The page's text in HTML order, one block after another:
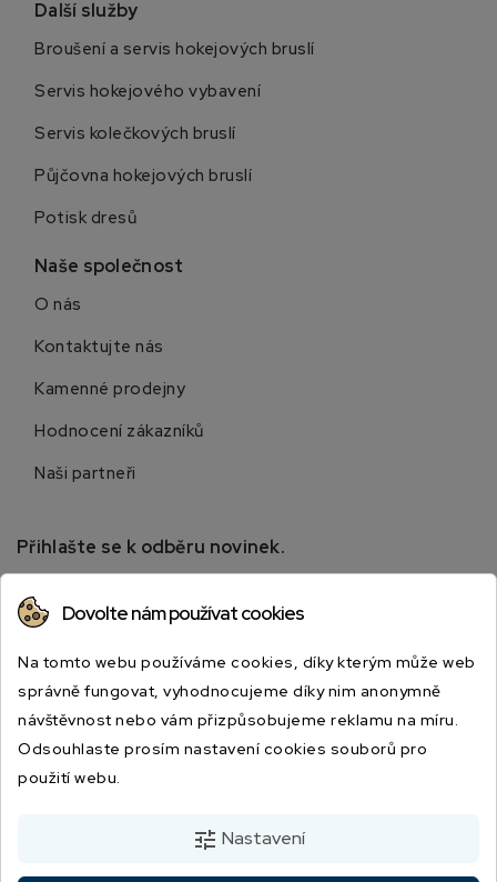
Další služby
Broušení a servis hokejových bruslí
Servis hokejového vybavení
Servis kolečkových bruslí
Půjčovna hokejových bruslí
Potisk dresů
Naše společnost
O nás
Kontaktujte nás
Kamenné prodejny
Hodnocení zákazníků
Naši partneři
Přihlašte se k odběru novinek.
speciálních slevách.
Dovolte nám používat cookies
Na tomto webu používáme cookies, díky kterým může web
správně fungovat, vyhodnocujeme díky nim anonymně
návštěvnost nebo vám přizpůsobujeme reklamu na míru.
Odsouhlaste prosím nastavení cookies souborů pro
použití webu.
tune Nastavení